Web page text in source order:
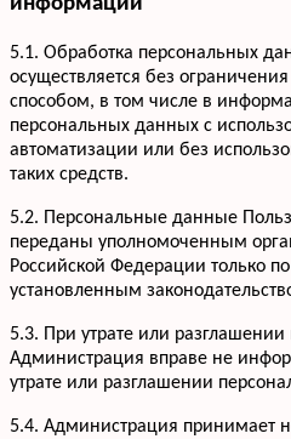
Мы онлайн, пишите
5.1. Обработка персональных
осуществляется без
способом, в том числе в
персональных данных с
автоматизации или без
таких средств.
5.2. Персональные данные
переданы уполномоченным
Российской Федерации только
установленным
5.3. При утрате или
Администрация вправе не
утрате или разглашении
5.4. Администрация принимает